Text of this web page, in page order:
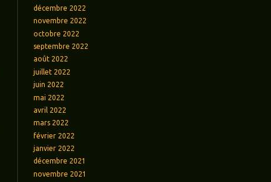
décembre 2022
novembre 2022
octobre 2022
septembre 2022
août 2022
juillet 2022
juin 2022
mai 2022
avril 2022
mars 2022
février 2022
janvier 2022
décembre 2021
novembre 2021